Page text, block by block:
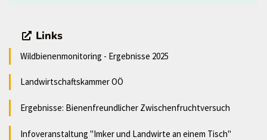
Links
Wildbienenmonitoring - Ergebnisse 2025
Landwirtschaftskammer OÖ
Ergebnisse: Bienenfreundlicher Zwischenfruchtversuch
Infoveranstaltung "Imker und Landwirte an einem Tisch"